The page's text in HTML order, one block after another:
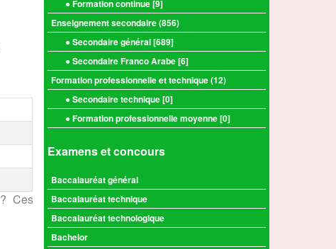
? Ces
● Formation continue [9]
Enseignement secondaire (856)
● Secondaire général [689]
● Secondaire Franco Arabe [6]
Formation professionnelle et technique (12)
● Secondaire technique [0]
● Formation professionnelle moyenne [0]
Examens et concours
Baccalauréat général
Baccalauréat technique
Baccalauréat technologique
Bachelor